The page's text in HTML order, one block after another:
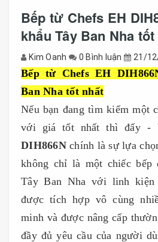
Bếp từ Chefs EH
khẩu Tây Ban Nha
Kim Oanh 0 Bình luận 21/
Bếp từ Chefs EH
Ban Nha tốt nhất
Nếu bạn đang tìm kiếm một
với giá tốt nhất thì đấy -
DIH866Nchính là sự lựa
không chỉ là một chiếc bếp
Tây Ban Nha với linh
được tích hợp vô cùng
minh và được nâng cấp
đầy đủ yêu cầu của người